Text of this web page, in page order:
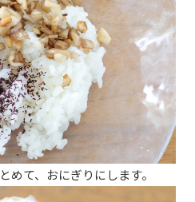
めて、おにぎりにします。